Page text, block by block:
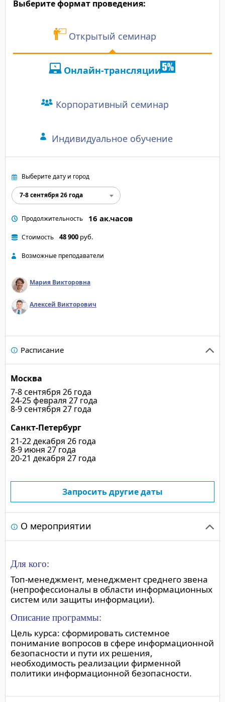
Выберите формат проведения:
Открытый семинар
Онлайн-трансляции
Корпоративный семинар
Индивидуальное обучение
Выберите дату и город
7-8 сентября 26 года
Продолжительность 16 ак.часов
Стоимость 48 900 руб.
Возможные преподаватели
Мария Викторовна
Алексей Викторович
Расписание
Москва
7-8 сентября 26 года
24-25 февраля 27 года
8-9 сентября 27 года
Санкт-Петербург
21-22 декабря 26 года
8-9 июня 27 года
20-21 декабря 27 года
Запросить другие даты
О мероприятии
Для кого:
Топ-менеджмент, менеджмент среднего звена
(непрофессионалы в области информационных
систем или защиты информации).
Описание программы:
Цель курса: сформировать системное
понимание вопросов в сфере информационной
безопасности и пути их решения,
необходимость реализации фирменной
политики информационной безопасности.